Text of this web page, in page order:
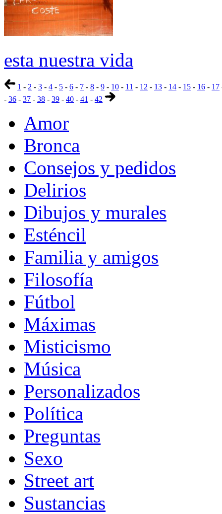
esta nuestra vida
1 - 2 - 3 - 4 - 5 - 6 - 7 - 8 - 9 - 10 - 11 - 12 - 13 - 14 - 15 - 16 - 17
- 36 - 37 - 38 - 39 - 40 - 41 - 42
Amor
Bronca
Consejos y pedidos
Delirios
Dibujos y murales
Esténcil
Familia y amigos
Filosofía
Fútbol
Máximas
Misticismo
Música
Personalizados
Política
Preguntas
Sexo
Street art
Sustancias